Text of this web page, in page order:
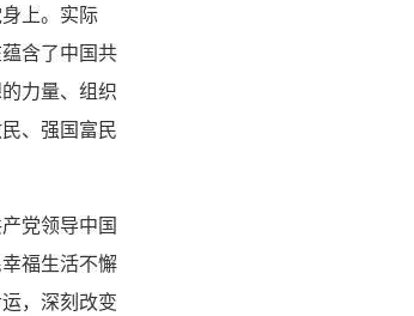
上。实际
含了中国共
力量、组织
、强国富民
党领导中国
福生活不懈
，深刻改变